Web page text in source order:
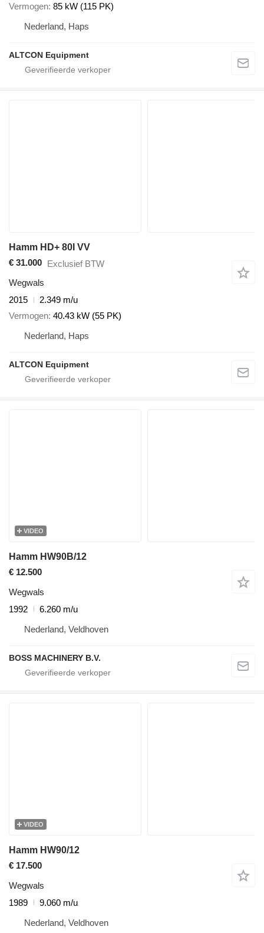
Vermogen 85 kW (115 PK)
Nederland, Haps
ALTCON Equipment
Hamm HD+ 80I VV
€ 31.000 Exclusief BTW
Wegwals
2015
2.349 m/u
Vermogen 40.43 kW (55 PK)
Nederland, Haps
ALTCON Equipment
VIDEO
Hamm HW90B/12
€ 12.500
Wegwals
1992
6.260 m/u
Nederland, Veldhoven
BOSS MACHINERY B.V.
VIDEO
Hamm HW90/12
€ 17.500
Wegwals
1989
9.060 m/u
Nederland, Veldhoven